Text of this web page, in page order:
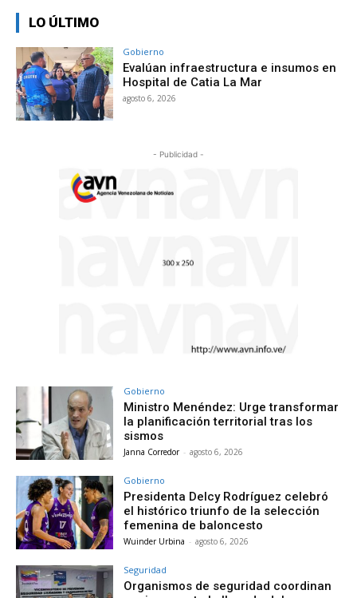
LO ÚLTIMO
Gobierno
Evalúan infraestructura e insumos en
Hospital de Catia La Mar
agosto 6, 2026
- Publicidad -
Gobierno
Ministro Menéndez: Urge transformar
la planificación territorial tras los
sismos
Janna Corredor - agosto 6, 2026
Gobierno
Presidenta Delcy Rodríguez celebró
el histórico triunfo de la selección
femenina de baloncesto
Wuinder Urbina - agosto 6, 2026
Seguridad
Organismos de seguridad coordinan